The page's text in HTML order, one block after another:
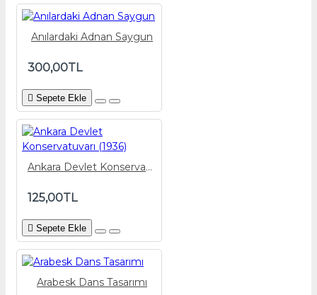
Anılardaki Adnan Saygun
300,00TL
Sepete Ekle
Ankara Devlet Konservatuvarı (1936)
125,00TL
Sepete Ekle
Arabesk Dans Tasarımı